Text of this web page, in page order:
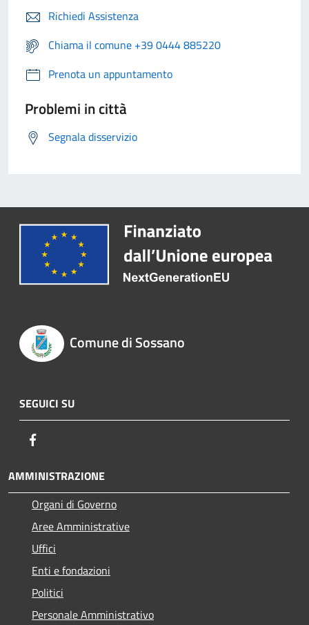
Richiedi Assistenza
Chiama il comune +39 0444 885220
Prenota un appuntamento
Problemi in città
Segnala disservizio
Comune di Sossano
SEGUICI SU
AMMINISTRAZIONE
Organi di Governo
Aree Amministrative
Uffici
Enti e fondazioni
Politici
Personale Amministrativo